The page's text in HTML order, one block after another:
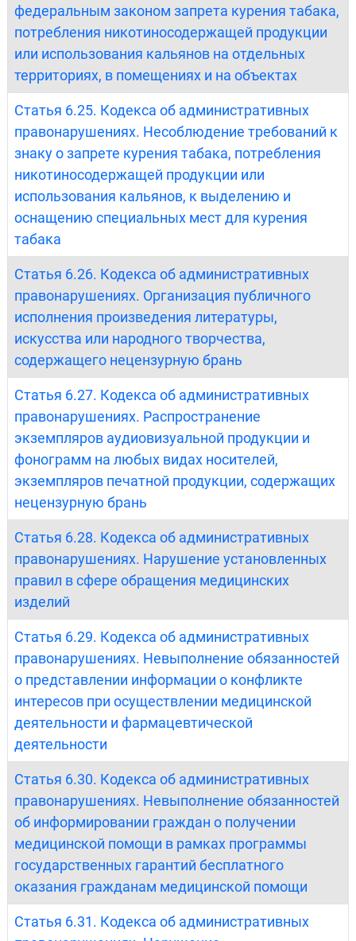
федеральным законом запрета курения табака,
потребления никотиносодержащей продукции
или использования кальянов на отдельных
территориях, в помещениях и на объектах
Статья 6.25. Кодекса об административных
правонарушениях. Несоблюдение требований к
знаку о запрете курения табака, потребления
никотиносодержащей продукции или
использования кальянов, к выделению и
оснащению специальных мест для курения
табака
Статья 6.26. Кодекса об административных
правонарушениях. Организация публичного
исполнения произведения литературы,
искусства или народного творчества,
содержащего нецензурную брань
Статья 6.27. Кодекса об административных
правонарушениях. Распространение
экземпляров аудиовизуальной продукции и
фонограмм на любых видах носителей,
экземпляров печатной продукции, содержащих
нецензурную брань
Статья 6.28. Кодекса об административных
правонарушениях. Нарушение установленных
правил в сфере обращения медицинских
изделий
Статья 6.29. Кодекса об административных
правонарушениях. Невыполнение обязанностей
о представлении информации о конфликте
интересов при осуществлении медицинской
деятельности и фармацевтической
деятельности
Статья 6.30. Кодекса об административных
правонарушениях. Невыполнение обязанностей
об информировании граждан о получении
медицинской помощи в рамках программы
государственных гарантий бесплатного
оказания гражданам медицинской помощи
Статья 6.31. Кодекса об административных